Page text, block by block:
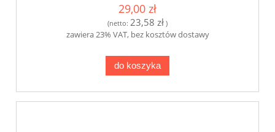
29,00 zł
(netto: 23,58 zł )
zawiera 23% VAT, bez kosztów dostawy
do koszyka